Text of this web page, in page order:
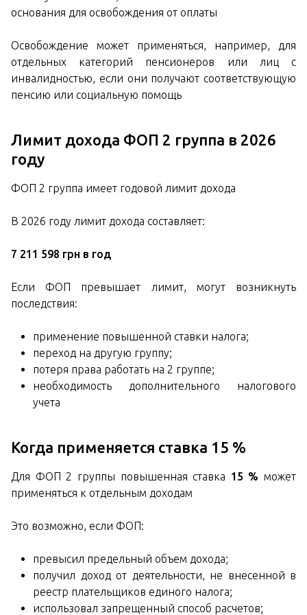
основания для освобождения от оплаты
Освобождение может применяться, например, для
отдельных категорий пенсионеров или лиц с
инвалидностью, если они получают соответствующую
пенсию или социальную помощь
Лимит дохода ФОП 2 группа в 2026
году
ФОП 2 группа имеет годовой лимит дохода
В 2026 году лимит дохода составляет:
7 211 598 грн в год
Если ФОП превышает лимит, могут возникнуть
последствия:
применение повышенной ставки налога;
переход на другую группу;
потеря права работать на 2 группе;
необходимость дополнительного налогового
учета
Когда применяется ставка 15 %
Для ФОП 2 группы повышенная ставка 15 % может
применяться к отдельным доходам
Это возможно, если ФОП:
превысил предельный объем дохода;
получил доход от деятельности, не внесенной в
реестр плательщиков единого налога;
использовал запрещенный способ расчетов;